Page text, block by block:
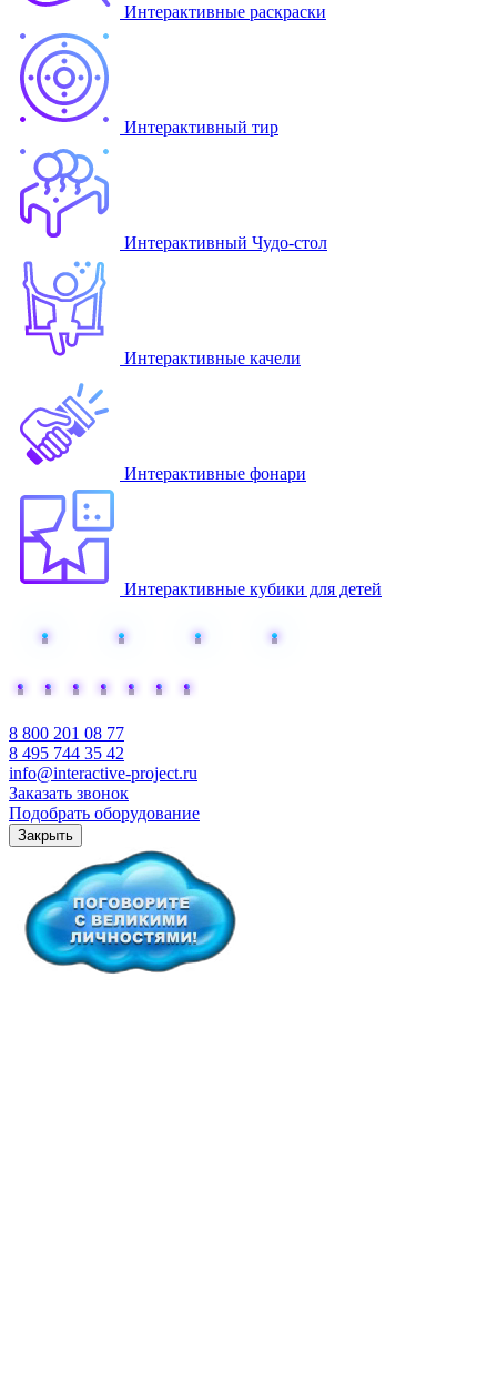
Интерактивные раскраски
Интерактивный тир
Интерактивный Чудо-стол
Интерактивные качели
Интерактивные фонари
Интерактивные кубики для детей
8 800 201 08 77
8 495 744 35 42
info@interactive-project.ru
Заказать звонок
Подобрать оборудование
Закрыть